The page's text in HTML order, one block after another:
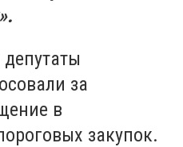
за
в
закупок.